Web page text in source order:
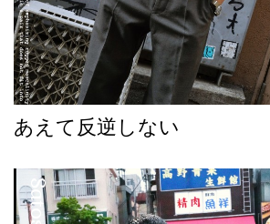
あえて反逆しない